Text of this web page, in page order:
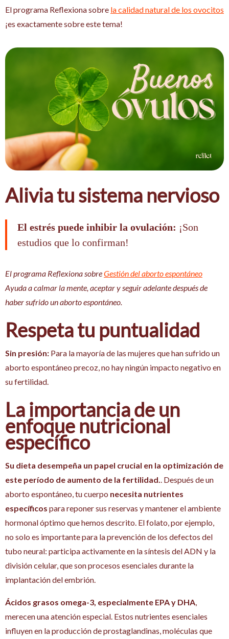
El programa Reflexiona sobre la calidad natural de los ovocitos
¡es exactamente sobre este tema!
Alivia tu sistema nervioso
El estrés puede inhibir la ovulación: ¡Son
estudios que lo confirman!
El programa Reflexiona sobreGestión del aborto espontáneo
Ayuda a calmar la mente, aceptar y seguir adelante después de
haber sufrido un aborto espontáneo.
Respeta tu puntualidad
Sin presión: Para la mayoría de las mujeres que han sufrido un
aborto espontáneo precoz, no hay ningún impacto negativo en
su fertilidad.
La importancia de un
enfoque nutricional
específico
Su dieta desempeña un papel crucial en la optimización de
este período de aumento de la fertilidad.
. Después de un
aborto espontáneo, tu cuerpo necesita nutrientes
específicos para reponer sus reservas y mantener el ambiente
hormonal óptimo que hemos descrito. El folato, por ejemplo,
no solo es importante para la prevención de los defectos del
tubo neural: participa activamente en la síntesis del ADN y la
división celular, que son procesos esenciales durante la
implantación del embrión.
Ácidos grasos omega-3, especialmente EPA y DHA
merecen una atención especial. Estos nutrientes esenciales
influyen en la producción de prostaglandinas, moléculas que